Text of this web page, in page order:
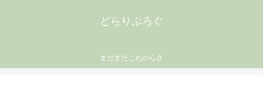
どらりぶろぐ
まだまだこれからさ